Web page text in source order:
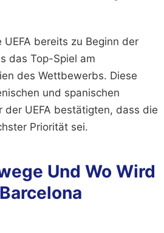
bereits zu Beginn der
das Top-Spiel am
des Wettbewerbs. Diese
und spanischen
UEFA bestätigten, dass die
Priorität sei.
Und Wo Wird